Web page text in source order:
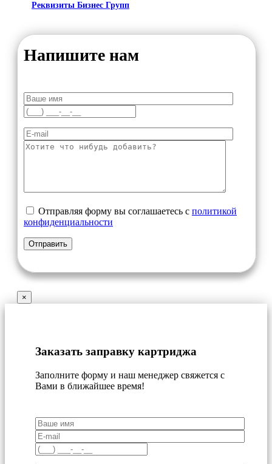
Реквизиты Бизнес Групп
Напишите нам
Отправляя форму вы соглашаетесь с политикой
конфиденциальности
×
Заказать заправку картриджа
Заполните форму и наш менеджер свяжется с
Вами в ближайшее время!